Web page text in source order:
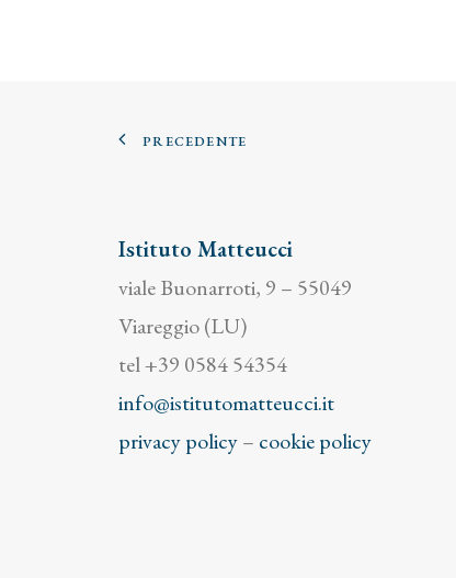
PRECEDENTE
Istituto Matteucci
viale Buonarroti, 9 – 55049
Viareggio (LU)
tel +39 0584 54354
info@istitutomatteucci.it
privacy policy– cookie policy